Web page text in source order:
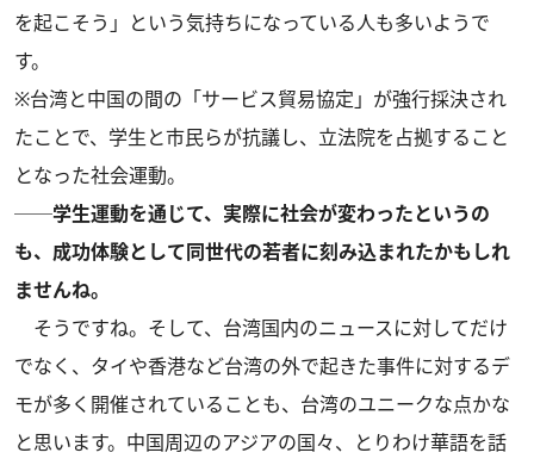
を起こそう」という気持ちになっている人も多いようで
す。
※台湾と中国の間の「サービス貿易協定」が強行採決され
たことで、学生と市民らが抗議し、立法院を占拠すること
となった社会運動。
──学生運動を通じて、実際に社会が変わったというの
も、成功体験として同世代の若者に刻み込まれたかもしれ
ませんね。
そうですね。そして、台湾国内のニュースに対してだけ
でなく、タイや香港など台湾の外で起きた事件に対するデ
モが多く開催されていることも、台湾のユニークな点かな
と思います。中国周辺のアジアの国々、とりわけ華語を話